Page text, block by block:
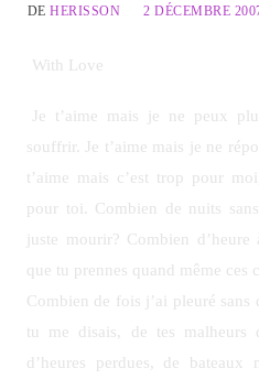
DEHERISSON 2 DÉCEMBRE
With Love
Je t’aime mais je ne peux
souffrir. Je t’aime mais je ne
t’aime mais c’est trop pour
pour toi. Combien de nuits
juste mourir? Combien
que tu prennes quand même ces
Combien de fois j’ai pleuré sans
tu me disais, de tes malheurs
d’heures perdues, de bateaux